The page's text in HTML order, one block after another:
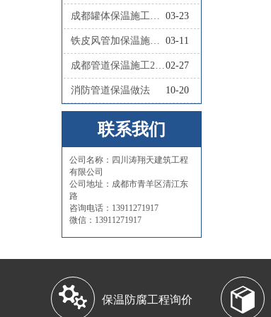
成都罐体保温施工队联系人 03-23
铁皮风管加保温施工怎么做 03-11
成都管道保温施工2026四川涛翔天管道保温施工02-27
消防管道保温做法 10-20
联系我们
公司名称：四川涛翔天建筑工程
有限公司
公司地址：成都市青羊区清江东
路
咨询电话：13911271917
微信：13911271917
 保温防腐工程询价 